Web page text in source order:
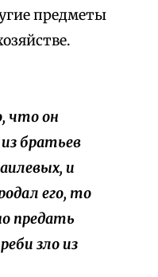
предметы
что он
братьев
и
его, то
предать
зло из